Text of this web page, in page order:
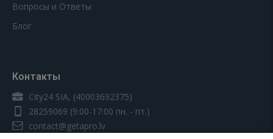
Вопросы и Ответы
Блог
Контакты
City24 SIA, (40003692375)
28259069 (9:00-17:00 пн. - пт.)
contact@getapro.lv